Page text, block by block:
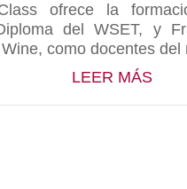
DE GÓMEZ
ofrece la
del WSET, y
como docentes del
LEER MÁS